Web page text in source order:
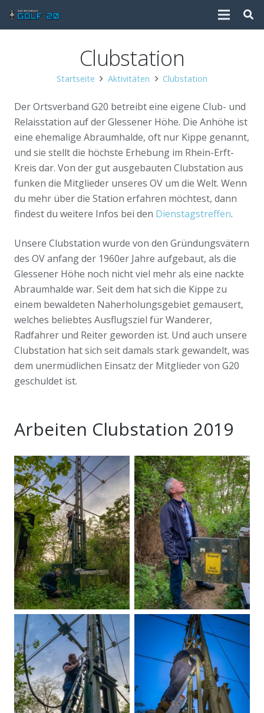
Clubstation
Startseite Aktivitäten Clubstation
Der Ortsverband G20 betreibt eine eigene Club- und
Relaisstation auf der Glessener Höhe. Die Anhöhe ist
eine ehemalige Abraumhalde, oft nur Kippe genannt,
und sie stellt die höchste Erhebung im Rhein-Erft-
Kreis dar. Von der gut ausgebauten Clubstation aus
funken die Mitglieder unseres OV um die Welt. Wenn
du mehr über die Station erfahren möchtest, dann
findest du weitere Infos bei den Dienstagstreffen.
Unsere Clubstation wurde von den Gründungsvätern
des OV anfang der 1960er Jahre aufgebaut, als die
Glessener Höhe noch nicht viel mehr als eine nackte
Abraumhalde war. Seit dem hat sich die Kippe zu
einem bewaldeten Naherholungsgebiet gemausert,
welches beliebtes Ausflugsziel für Wanderer,
Radfahrer und Reiter geworden ist. Und auch unsere
Clubstation hat sich seit damals stark gewandelt, was
dem unermüdlichen Einsatz der Mitglieder von G20
geschuldet ist.
Arbeiten Clubstation 2019